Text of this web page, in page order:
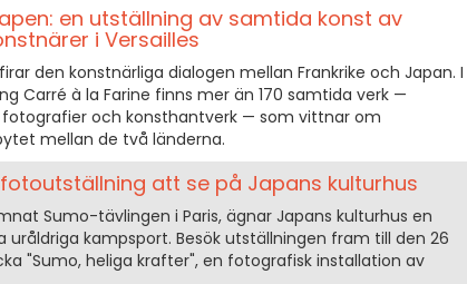
en utställning av samtida konst av
i Versailles
firar den konstnärliga dialogen mellan Frankrike och Japan. I
Carré à la Farine finns mer än 170 samtida verk —
fotografier och konsthantverk — som vittnar om
mellan de två länderna.
att se på Japans kulturhus
Sumo-tävlingen i Paris, ägnar Japans kulturhus en
kampsport. Besök utställningen fram till den 26
"Sumo, heliga krafter", en fotografisk installation av